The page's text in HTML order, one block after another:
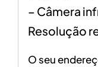
– Câmera
Resolução
O seu